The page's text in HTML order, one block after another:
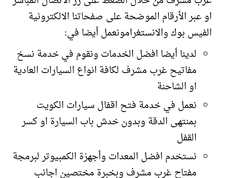
او عبر الأرقام الموضحة على صفحاتنا الالكترونية
الفيس بوك والانستغرامونعمل أيضا في:
لدينا أيضا افضل الخدمات ونقوم في خدمة نسخ
مفاتيح غرب مشرف لكافة انواع السيارات العادية
او الشاحنة
نعمل في خدمة فتح اقفال سيارات الكويت
بمنتهى الدقة وبدون خدش باب السيارة او كسر
القفل
نستخدم افضل المعدات وأجهزة الكمبيوتر لبرمجة
مفتاح غرب مشرف وبخبرة مختصين اجانب